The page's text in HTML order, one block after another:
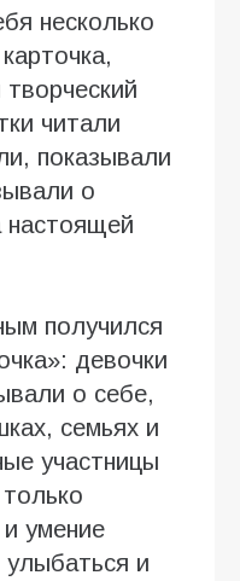
несколько
читали
показывали
о
получился
девочки
о себе,
семьях и
участницы
умение
улыбаться и